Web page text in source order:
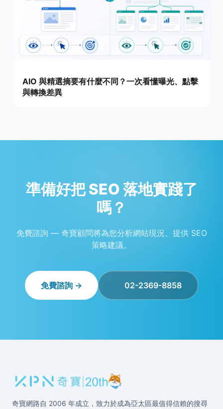
AIO 與精選摘要有什麼不同？一次看懂曝光、點擊
與轉換差異
準備好把 SEO 落地實踐了
嗎？
免費諮詢 — 奇寶顧問將為您分析網站現況、提供 SEO
策略建議。
免費諮詢 → 02-2369-8858
奇寶網路自 2006 年成立，致力於成為亞太區最值得信賴的搜尋